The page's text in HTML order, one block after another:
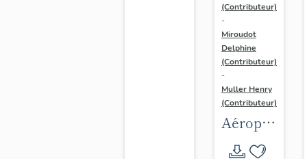
(Contributeur)
-
Miroudot
Delphine
(Contributeur)
-
Muller Henry
(Contributeur)
Aéroport
d'Orly